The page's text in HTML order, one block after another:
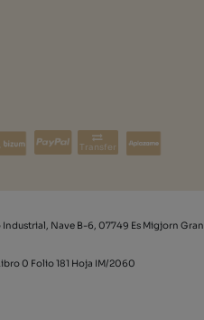
Transfer
Nave B-6, 07749 Es Migjorn Gran
0 Folio 181 Hoja IM/2060